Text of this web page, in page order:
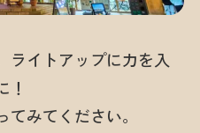
ライトアップに力を入
！
みてください。